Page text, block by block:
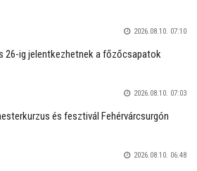
2026.08.10. 07:10
26-ig jelentkezhetnek a főzőcsapatok
2026.08.10. 07:03
és fesztivál Fehérvárcsurgón
2026.08.10. 06:48